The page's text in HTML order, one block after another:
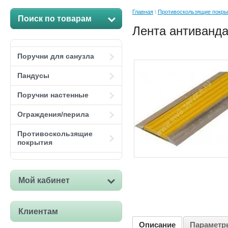
Поиск по товарам
Поручни для санузла
Пандусы
Поручни настенные
Ограждения/перила
Противоскользящие
покрытия
Мой кабинет
Клиентам
Главная \ Противоскользящие
Лента
Описание